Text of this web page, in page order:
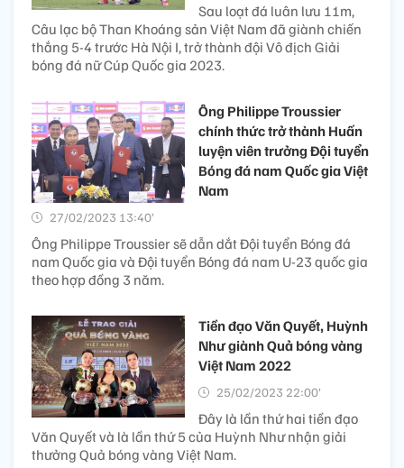
Sau loạt đá luân lưu 11m,
Câu lạc bộ Than Khoáng sản Việt Nam đã giành chiến
thắng 5-4 trước Hà Nội I, trở thành đội Vô địch Giải
bóng đá nữ Cúp Quốc gia 2023.
Ông Philippe Troussier
chính thức trở thành Huấn
luyện viên trưởng Đội tuyển
Bóng đá nam Quốc gia Việt
Nam
27/02/2023 13:40’
Ông Philippe Troussier sẽ dẫn dắt Đội tuyển Bóng đá
nam Quốc gia và Đội tuyển Bóng đá nam U-23 quốc gia
theo hợp đồng 3 năm.
Tiền đạo Văn Quyết, Huỳnh
Như giành Quả bóng vàng
Việt Nam 2022
25/02/2023 22:00’
Đây là lần thứ hai tiền đạo
Văn Quyết và là lần thứ 5 của Huỳnh Như nhận giải
thưởng Quả bóng vàng Việt Nam.